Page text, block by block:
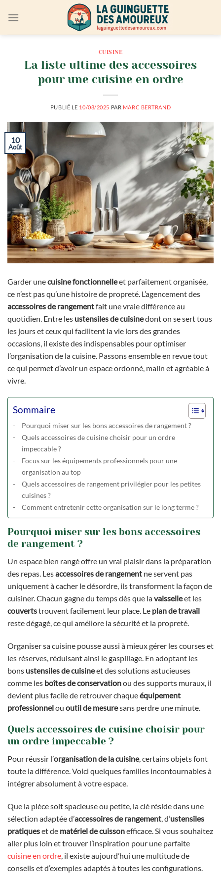
CUISINE
La liste ultime des accessoires
pour une cuisine en ordre
PUBLIÉ LE 10/08/2025 PAR MARC BERTRAND
10
Août
Garder unecuisine fonctionnelleet parfaitement organisée,
ce n’est pas qu’une histoire de propreté. L’agencement des
accessoires de rangementfait une vraie différence au
quotidien. Entre les ustensiles de cuisinedont on se sert tous
les jours et ceux qui facilitent la vie lors des grandes
occasions, il existe des indispensables pour optimiser
l’organisation de la cuisine. Passons ensemble en revue tout
ce qui permet d’avoir un espace ordonné, malin et agréable à
vivre.
Sommaire
Pourquoi miser sur les bons accessoires de rangement ?
Quels accessoires de cuisine choisir pour un ordre
impeccable ?
Focus sur les équipements professionnels pour une
organisation au top
Quels accessoires de rangement privilégier pour les petites
cuisines ?
Comment entretenir cette organisation sur le long terme ?
Pourquoi miser sur les bons accessoires
de rangement ?
Un espace bien rangé offre un vrai plaisir dans la préparation
des repas. Lesaccessoires de rangement ne servent pas
uniquement à cacher le désordre, ils transforment la façon de
cuisiner. Chacun gagne du temps dès que lavaisselleet les
couvertstrouvent facilement leur place. Le plan de travail
reste dégagé, ce qui améliore la sécurité et la propreté.
Organiser sa cuisine pousse aussi à mieux gérer les courses et
les réserves, réduisant ainsi le gaspillage. En adoptant les
bons ustensiles de cuisineet des solutions astucieuses
comme les boîtes de conservationou des supports muraux, il
devient plus facile de retrouver chaqueéquipement
professionnelou outil de mesuresans perdre une minute.
Quels accessoires de cuisine choisir pour
un ordre impeccable ?
Pour réussir l’organisation de la cuisine, certains objets font
toute la différence. Voici quelques familles incontournables à
intégrer absolument à votre espace.
Que la pièce soit spacieuse ou petite, la clé réside dans une
sélection adaptée d’accessoires de rangement , d’ustensiles
pratiqueset de matériel de cuissonefficace. Si vous souhaitez
aller plus loin et trouver l’inspiration pour une parfaite
cuisine en ordre , il existe aujourd’hui une multitude de
conseils et d’exemples adaptés à toutes les configurations.